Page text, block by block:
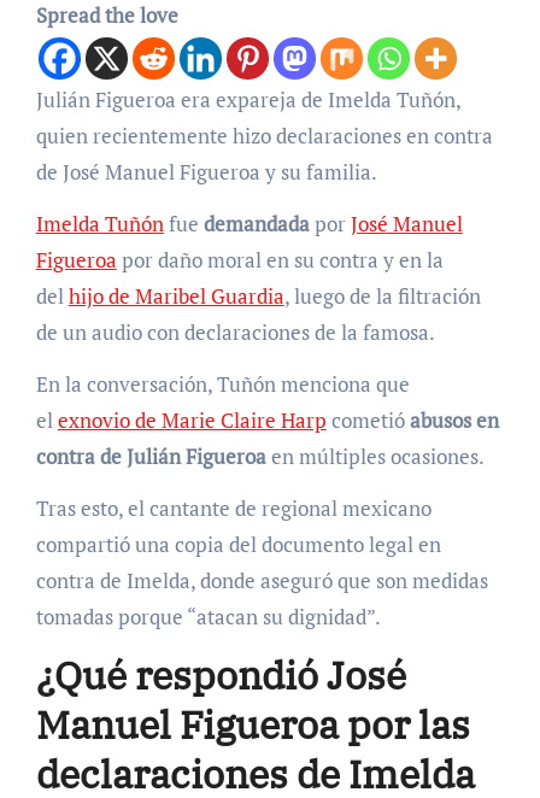
Spread the love
Julián Figueroa era expareja de Imelda Tuñón,
quien recientemente hizo declaraciones en contra
de José Manuel Figueroa y su familia.
Imelda Tuñónfue demandadaporJosé Manuel
Figueroa por daño moral en su contra y en la
delhijo de Maribel Guardia, luego de la filtración
de un audio con declaraciones de la famosa.
En la conversación, Tuñón menciona que
elexnovio de Marie Claire Harp cometióabusos en
contra de Julián Figueroaen múltiples ocasiones.
Tras esto, el cantante de regional mexicano
compartió una copia del documento legal en
contra de Imelda, donde aseguró que son medidas
tomadas porque “atacan su dignidad”.
¿Qué respondió José
Manuel Figueroa por las
declaraciones de Imelda